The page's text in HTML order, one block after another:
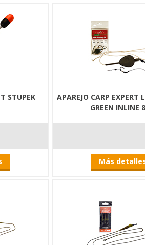
STUPEK
APAREJO CARP EXPERT
GREEN INLINE
Más